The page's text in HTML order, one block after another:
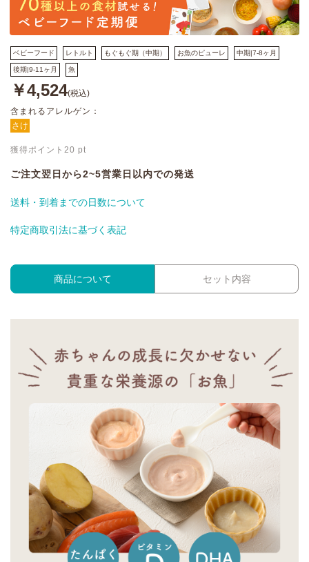
ベビーフード レトルト もぐもぐ期（中期） お魚のピューレ 中期|7-8ヶ月
後期|9-11ヶ月 魚
￥4,524(税込)
含まれるアレルゲン：
さけ
獲得ポイント 20 pt
ご注文翌日から2~5営業日以内での発送
送料・到着までの日数について
特定商取引法に基づく表記
商品について セット内容